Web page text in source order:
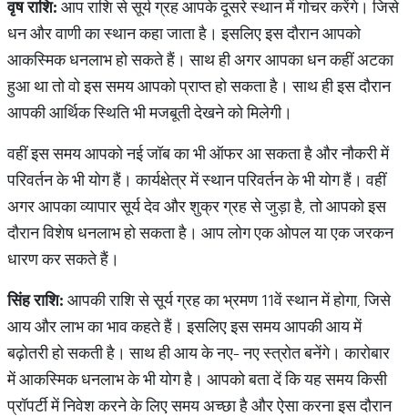
वृषराशि: आप राशि से सूर्य ग्रह आपके दूसरे स्थान में गोचर करेंगे। जिसे
धन और वाणी का स्थान कहा जाता है। इसलिए इस दौरान आपको
आकस्मिक धनलाभ हो सकते हैं। साथ ही अगर आपका धन कहीं अटका
हुआ था तो वो इस समय आपको प्राप्त हो सकता है। साथ ही इस दौरान
आपकी आर्थिक स्थिति भी मजबूती देखने को मिलेगी।
वहीं इस समय आपको नई जॉब का भी ऑफर आ सकता है और नौकरी में
परिवर्तन के भी योग हैं। कार्यक्षेत्र में स्थान परिवर्तन के भी योग हैं। वहीं
अगर आपका व्यापार सूर्य देव और शुक्र ग्रह से जुड़ा है, तो आपको इस
दौरान विशेष धनलाभ हो सकता है। आप लोग एक ओपल या एक जरकन
धारण कर सकते हैं।
सिंहराशि: आपकी राशि से सूर्य ग्रह का भ्रमण 11वें स्थान में होगा, जिसे
आय और लाभ का भाव कहते हैं। इसलिए इस समय आपकी आय में
बढ़ोतरी हो सकती है। साथ ही आय के नए- नए स्त्रोत बनेंगे। कारोबार
में आकस्मिक धनलाभ के भी योग है। आपको बता दें कि यह समय किसी
प्रॉपर्टी में निवेश करने के लिए समय अच्छा है और ऐसा करना इस दौरान